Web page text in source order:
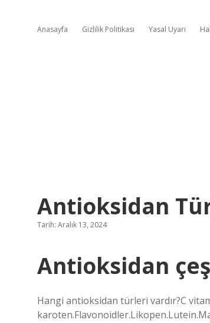
Anasayfa Gizlilik Politikası Yasal Uyarı
Antioksidan
Tarih: Aralık 13, 2024
Antioksidan
Hangi antioksidan türleri vardır?C